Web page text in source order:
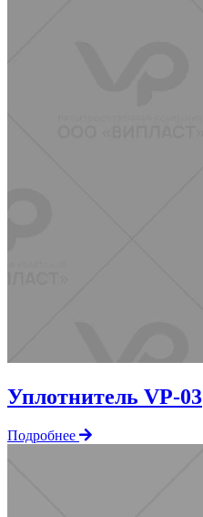
Уплотнитель VP-03
Подробнее